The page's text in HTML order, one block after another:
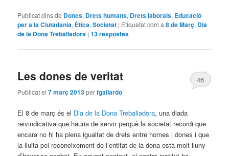
Publicat dins de Dones, Drets humans, Drets laborals, Educació
per a la Ciutadania, Ètica,Societat | Etiquetat com a 8 de Març, Dia
de la Dona Treballadora |13respostes
Les dones de veritat
Publicat el7 març 2013perfgallardo
46
El 8 de març és el Dia de la Dona Treballadora, una diada
reivindicativa que hauria de servir perquè la societat recordi que
encara no hi ha plena igualtat de drets entre homes i dones i que
la lluita pel reconeixement de l’entitat de la dona està molt lluny